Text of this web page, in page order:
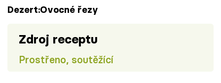
Dezert:Ovocné řezy
Zdroj receptu
Prostřeno, soutěžící